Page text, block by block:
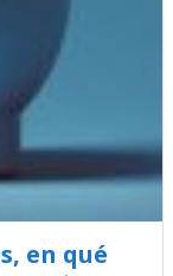
en qué